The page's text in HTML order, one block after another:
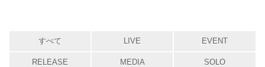
すべて LIVE EVENT
RELEASE MEDIA SOLO